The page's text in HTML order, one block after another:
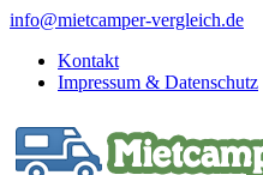
Direkt
Inhalt
info@mietcamper-vergleich.de
Kontakt
Impressum & Datenschutz